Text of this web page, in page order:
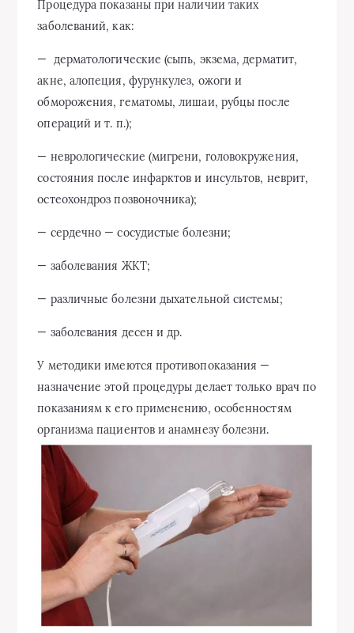
Процедура показаны при наличии таких
заболеваний, как:
— дерматологические (сыпь, экзема, дерматит,
акне, алопеция, фурункулез, ожоги и
обморожения, гематомы, лишаи, рубцы после
операций и т. п.);
— неврологические (мигрени, головокружения,
состояния после инфарктов и инсультов, неврит,
остеохондроз позвоночника);
— сердечно — сосудистые болезни;
— заболевания ЖКТ;
— различные болезни дыхательной системы;
— заболевания десен и др.
У методики имеются противопоказания —
назначение этой процедуры делает только врач по
показаниям к его применению, особенностям
организма пациентов и анамнезу болезни.